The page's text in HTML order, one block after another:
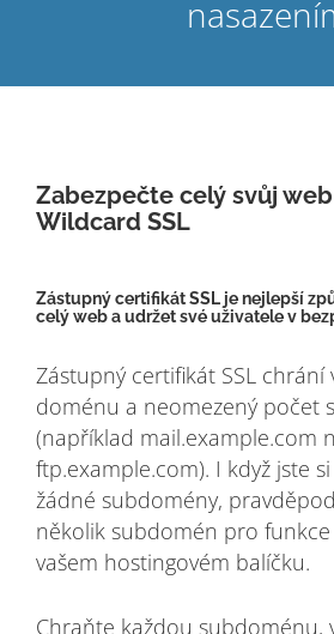
Zabezpečte celý svůj
Wildcard SSL
Zástupný certifikát SSL je nejlepší
celý web a udržet své uživatele v
Zástupný certifikát SSL chrání
doménu a neomezený počet
(například mail.example.com
ftp.example.com). I když jste
žádné subdomény,
několik subdomén pro funkce
vašem hostingovém balíčku.
Chraňte každou subdoménu,